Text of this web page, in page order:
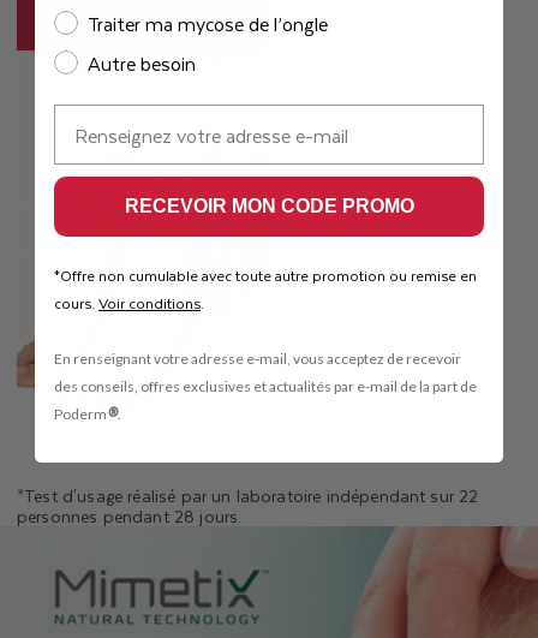
*Test d'usage réalisé par un laboratoire indépendant sur 22
personnes pendant 28 jours.
Traiter ma mycose de l’ongle
Autre besoin
RECEVOIR MON CODE PROMO
*Offre non cumulable avec toute autre promotion ou remise en
cours.​ Voir conditions.
En renseignant votre adresse e-mail, vous acceptez de recevoir
des conseils, offres exclusives et actualités par e-mail de la part de
Poderm®.